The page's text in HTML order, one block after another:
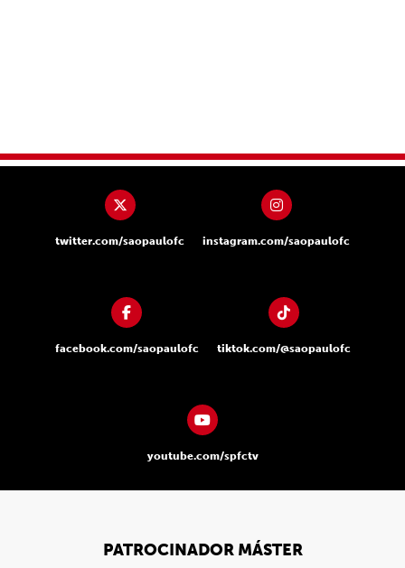
twitter.com/saopaulofc instagram.com/saopaulofc
facebook.com/saopaulofc tiktok.com/@saopaulofc
youtube.com/spfctv
PATROCINADOR MÁSTER